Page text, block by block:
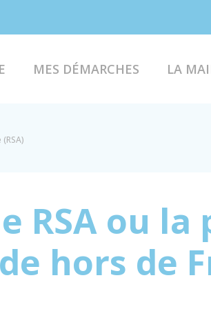
MES DÉMARCHES LA
RSA ou la
hors de